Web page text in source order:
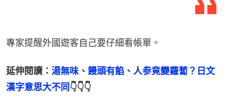
專家提醒外國遊客自己要仔細看帳單。
延伸閱讀： 湯無味、饅頭有餡、人参竟變蘿蔔？日文
漢字意思大不同👇👇👇